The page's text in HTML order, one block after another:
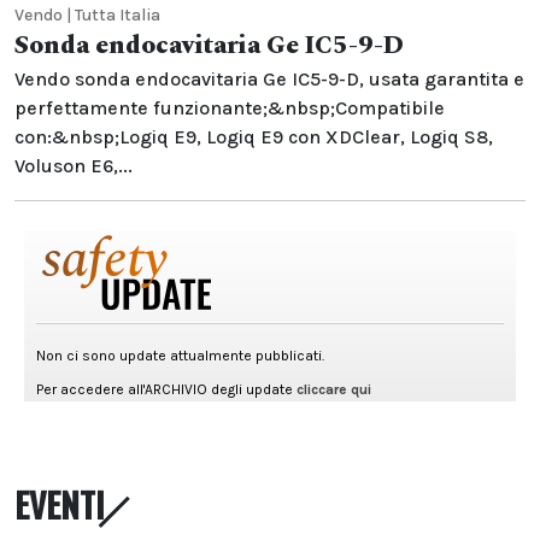
Vendo | Tutta Italia
Sonda endocavitaria Ge IC5-9-D
Vendo sonda endocavitaria Ge IC5-9-D, usata garantita e
perfettamente funzionante;&nbsp;Compatibile
con:&nbsp;Logiq E9, Logiq E9 con XDClear, Logiq S8,
Voluson E6,...
EVENTI